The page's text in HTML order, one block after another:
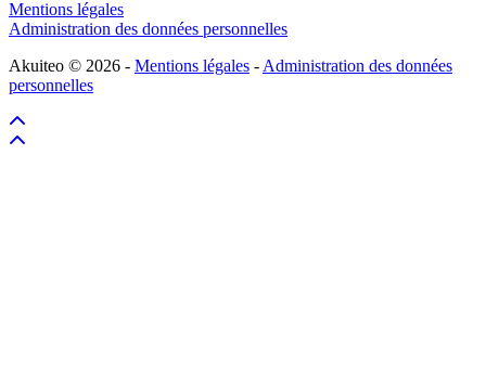
Mentions légales
Administration des données personnelles
Akuiteo © 2026 - Mentions légales - Administration des données
personnelles